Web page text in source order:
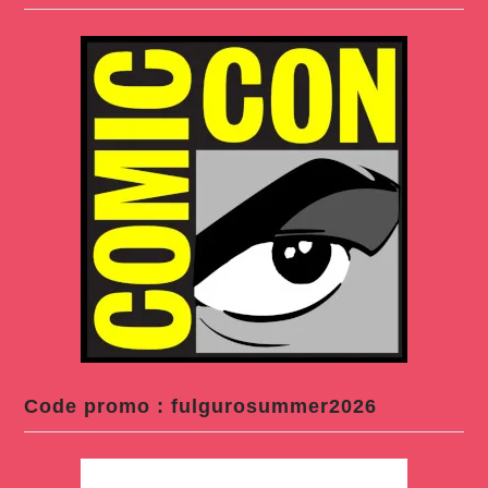
Code promo : fulgurosummer2026